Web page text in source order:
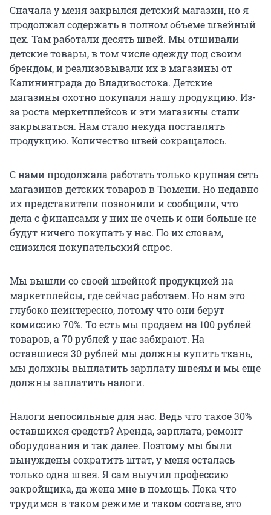
Сначала у меня закрылся детский магазин, но я
продолжал содержать в полном объеме швейный
цех. Там работали десять швей. Мы отшивали
детские товары, в том числе одежду под своим
брендом, и реализовывали их в магазины от
Калининграда до Владивостока. Детские
магазины охотно покупали нашу продукцию. Из-
за роста меркетплейсов и эти магазины стали
закрываться. Нам стало некуда поставлять
продукцию. Количество швей сокращалось.
С нами продолжала работать только крупная сеть
магазинов детских товаров в Тюмени. Но недавно
их представители позвонили и сообщили, что
дела с финансами у них не очень и они больше не
будут ничего покупать у нас. По их словам,
снизился покупательский спрос.
Мы вышли со своей швейной продукцией на
маркетплейсы, где сейчас работаем. Но нам это
глубоко неинтересно, потому что они берут
комиссию 70%. То есть мы продаем на 100 рублей
товаров, а 70 рублей у нас забирают. На
оставшиеся 30 рублей мы должны купить ткань,
мы должны выплатить зарплату швеям и мы еще
должны заплатить налоги.
Налоги непосильные для нас. Ведь что такое 30%
оставшихся средств? Аренда, зарплата, ремонт
оборудования и так далее. Поэтому мы были
вынуждены сократить штат, у меня осталась
только одна швея. Я сам выучил профессию
закройщика, да жена мне в помощь. Пока что
трудимся в таком режиме и таком составе, это